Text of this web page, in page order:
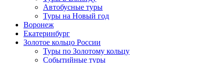
Автобусные туры
Туры на Новый год
Воронеж
Екатеринбург
Золотое кольцо России
Туры по Золотому кольцу
Событийные туры